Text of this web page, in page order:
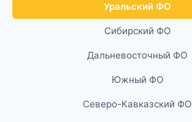
Уральский ФО
Сибирский ФО
Дальневосточный ФО
Южный ФО
Северо-Кавказский ФО